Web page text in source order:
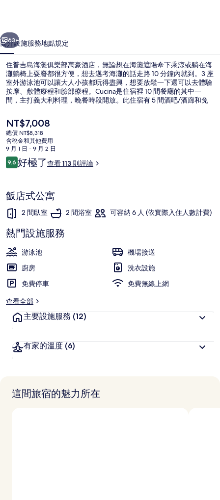
部
萬
豪
酒
店
的
相
片
集
個 下一個
63+
簡介設施服務地點規定
住普吉島海灘俱樂部萬豪酒店，無論想在海灘遮陽傘下乘涼或躺在海
灘躺椅上耍廢都很方便，想去邁考海灘的話走路 10 分鐘內就到。3 座
室外游泳池可以讓大人小孩都玩得盡興，想要放鬆一下還可以去體驗
按摩、敷體療程和臉部療程。Cucina是住宿裡 10 間餐廳的其中一
間，主打義大利料理，晚餐時段開放。此住宿有 5 間酒吧/酒廊和免
住宿體驗。旅客都對住宿的客房餐點服務讚不絕口。
目
前
的
價
格
是
NT$7,008
總價 NT$8,318
含稅金和其他費用
9 月 1 日 - 9 月 2 日
評
論
9.69.6 分，滿分 10 分，
好極了查看 113 則評論
飯店式公寓
2 間臥室 2 間浴室 可容納 6 人 (依實際入住人數計費)
熱門設施服務
游泳池
機場接送
廚房
洗衣設施
免費停車
免費無線上網
查看全部
主要設施服務 (12)
有家的溫度 (6)
這間旅宿的魅力所在